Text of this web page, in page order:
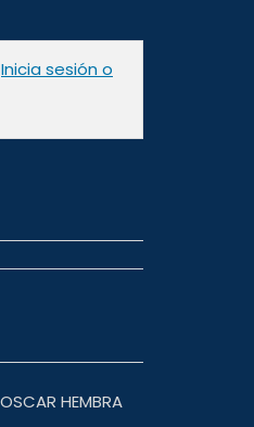
Inicia sesión o
HEMBRA